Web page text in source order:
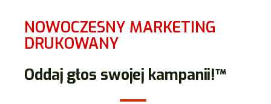
NOWOCZESNY MARKETING
DRUKOWANY
Oddaj głos swojej kampanii!™